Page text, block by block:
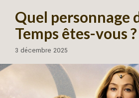
Quel personnage
Temps êtes-vous ?
3 décembre 2025